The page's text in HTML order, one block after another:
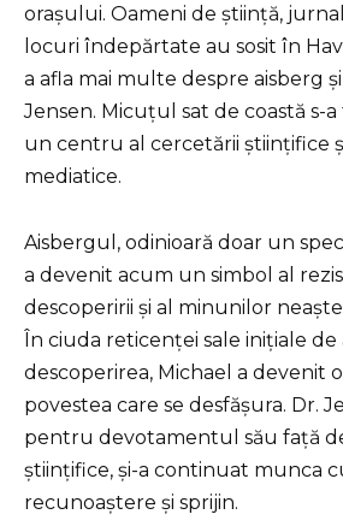
orașului. Oameni de știință,
locuri îndepărtate au sosit în
a afla mai multe despre aisberg
Jensen. Micuțul sat de coastă s-
un centru al cercetării științifice
mediatice.
Aisbergul, odinioară doar un
a devenit acum un simbol al
descoperirii și al minunilor
În ciuda reticenței sale inițiale de
descoperirea, Michael a devenit
povestea care se desfășura. Dr.
pentru devotamentul său față
științifice, și-a continuat munca
recunoaștere și sprijin.